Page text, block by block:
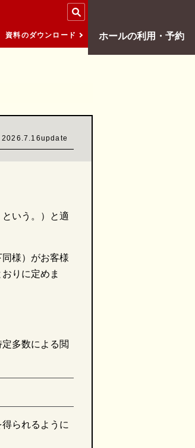
資料のダウンロード ホールの利用・予約
2026.7.16update
いう。）と適
様）がお客様
りに定めま
多数による閲
られるように